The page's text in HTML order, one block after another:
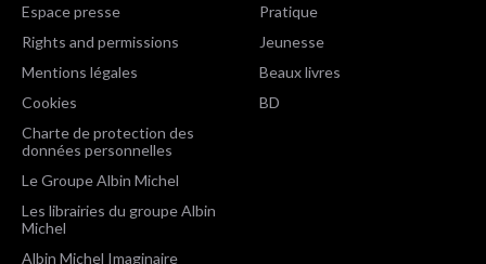
Espace presse
Rights and permissions
Mentions légales
Cookies
Charte de protection des
données personnelles
Le Groupe Albin Michel
Les librairies du groupe Albin
Michel
Albin Michel Imaginaire
Pratique
Jeunesse
Beaux livres
BD